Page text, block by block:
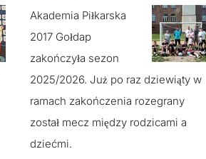
Akademia Piłkarska
2017 Gołdap
zakończyła sezon
2025/2026. Już po raz dziewiąty w
ramach zakończenia rozegrany
został mecz między rodzicami a
dziećmi.